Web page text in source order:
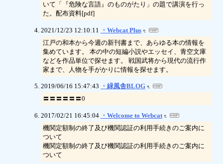
いて「『危険な言語』のものがたり」の題で講演を行っ
た。配布資料[pdf]
2021/12/23 12:10:11 ・Webcat Plus
江戸の和本から今週の新刊書まで、あらゆる本の情報を
集めています。 本の中の短編小説やエッセイ、青空文庫
などを作品単位で探せます。 戦国武将から現代の流行作
家まで、人物を手がかりに情報を探せます。
2019/06/16 15:47:43 ・緑風舎BLOG
〓〓〓〓〓〓0
2017/02/21 16:45:04 ・Welcome to Webcat
機関定額制の終了及び機関認証の利用手続きのご案内に
ついて
機関定額制の終了及び機関認証の利用手続きのご案内に
ついて